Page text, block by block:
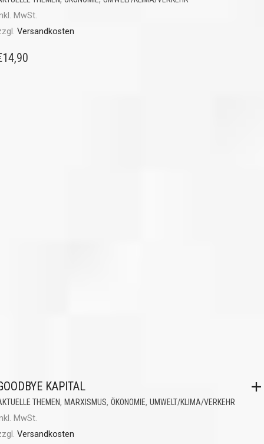
MwSt.
Versandkosten
14,90
KAPITAL
THEMEN, MARXISMUS, ÖKONOMIE, UMWELT/KLIMA/VERKEHR
MwSt.
Versandkosten